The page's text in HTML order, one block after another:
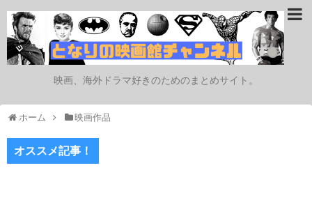
映画、海外ドラマ好きのためのまとめサイト。
ホーム 映画作品
オススメ記事！